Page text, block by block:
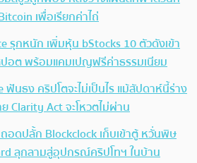
เพื่อเรียกค่าไถ่
รุกหนัก เพิ่มหุ้น bStocks 10 ตัวดังเข้า
อต พร้อมแคมเปญฟรีค่าธรรมเนียม
ฟันธง คริปโตจะไม่เป็นไร แม้สัปดาห์นี้ร่าง
Clarity Act จะโหวตไม่ผ่าน
ถอดปลั้ก Blockclock เก็บเข้าตู้ หวั่นพิษ
ลุกลามสู่อุปกรณ์คริปโทฯ ในบ้าน